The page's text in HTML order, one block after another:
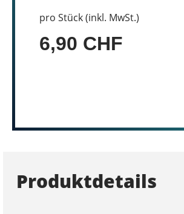
pro Stück (inkl. MwSt.)
6,90 CHF
Produktdetails